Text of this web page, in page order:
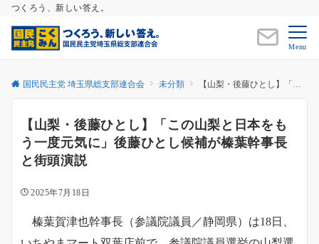
つくろう、新しい答え。
Menu
国民民主党 埼玉県総支部連合会 未分類 【山梨・後藤ひとし】「この山梨と日本をもう一度元気に」後藤ひとし候補が榛葉幹事長と街頭演説
【山梨・後藤ひとし】「この山梨と日本をも
う一度元気に」後藤ひとし候補が榛葉幹事長
と街頭演説
2025年7月18日
榛葉賀津也幹事長（参議院議員／静岡県）は18日、